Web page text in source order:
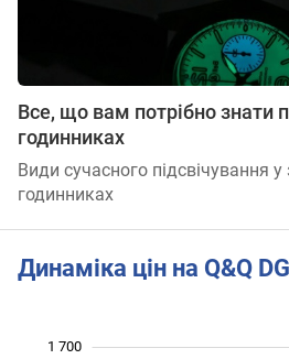
Все, що вам потрібно знати
годинниках
Види сучасного підсвічування
годинниках
Динаміка цін на Q&Q
1 700